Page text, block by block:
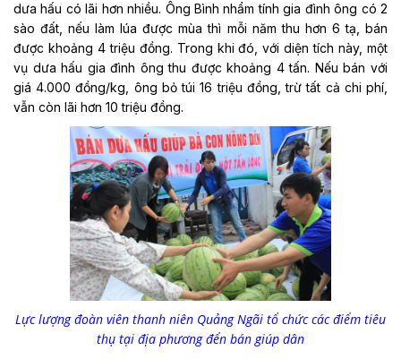
dưa hấu có lãi hơn nhiều. Ông Bình nhẩm tính gia đình ông có 2
sào đất, nếu làm lúa được mùa thì mỗi năm thu hơn 6 tạ, bán
được khoảng 4 triệu đồng. Trong khi đó, với diện tích này, một
vụ dưa hấu gia đình ông thu được khoảng 4 tấn. Nếu bán với
giá 4.000 đồng/kg, ông bỏ túi 16 triệu đồng, trừ tất cả chi phí,
vẫn còn lãi hơn 10 triệu đồng.
Lực lượng đoàn viên thanh niên Quảng Ngãi tổ chức các điểm tiêu
thụ tại địa phương đển bán giúp dân